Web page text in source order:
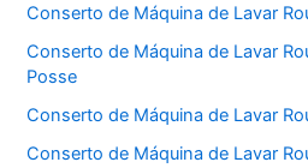
Conserto de Máquina de Lavar
Conserto de Máquina de Lavar
Posse
Conserto de Máquina de Lavar
Conserto de Máquina de Lavar